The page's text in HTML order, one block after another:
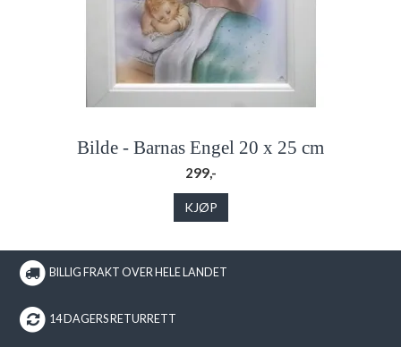
Bilde - Barnas Engel 20 x 25 cm
299,-
KJØP
BILLIG FRAKT OVER HELE LANDET
14 DAGERS RETURRETT